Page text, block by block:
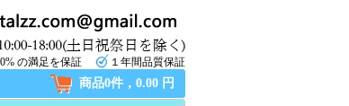
の満足を保証 １年間品質保証
商品0件，0.00 円